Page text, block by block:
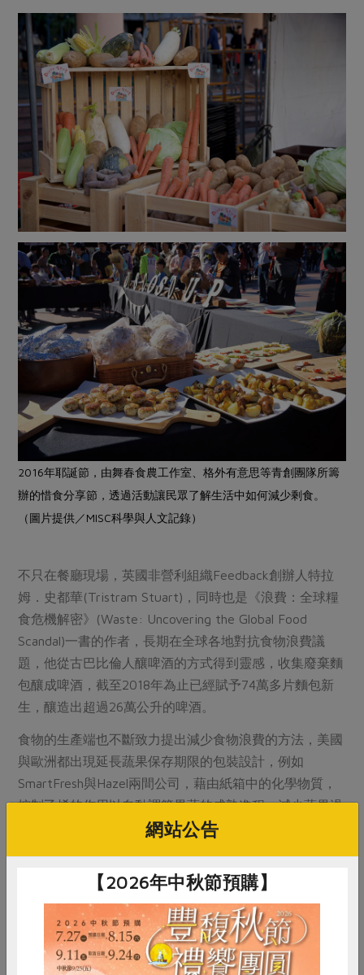
2016年耶誕節，由舞春食農工作室、格外有意思等青創團隊所籌
辦的惜食分享節，透過活動讓民眾了解生活中如何減少剩食。
（圖片提供／MISC科學與人文記錄）
不只在餐廳現場，英國非營利組織Feedback創辦人特拉
姆．史都華(Tristram Stuart)，同時也是《浪費：全球糧
食危機解密》(Waste: Uncovering the Global Food
Scandal)一書的作者，長期在全球各地對抗食物浪費議
題，他從古巴比倫人釀啤酒的方式得到靈感，收集廢棄麵
包釀成啤酒，截至2018年為止已經賦予74萬多片麵包新
生，釀造出超過26萬公升的啤酒。
食物的生產端也不斷致力提出減少食物浪費的方法，美國
與歐洲都出現延長蔬果保存期限的包裝設計，例如
SmartFresh與Hazel兩間公司，藉由紙箱中的化學物質，
控制乙烯的作用以自動調節果蔬的成熟進程，減少蔬果過
[備註] [備註]該包裝設計原理為：以活
阻斷乙烯和其受體結合，從而防止乙烯催熟果實。
消費者正在改變市場
在台灣，也有越來越多餐飲工作者意識到自身扮演減少食
物浪費的關鍵角色，透過餐點提供及號召活動一起響應不
網站公告
【2026年中秋節預購】